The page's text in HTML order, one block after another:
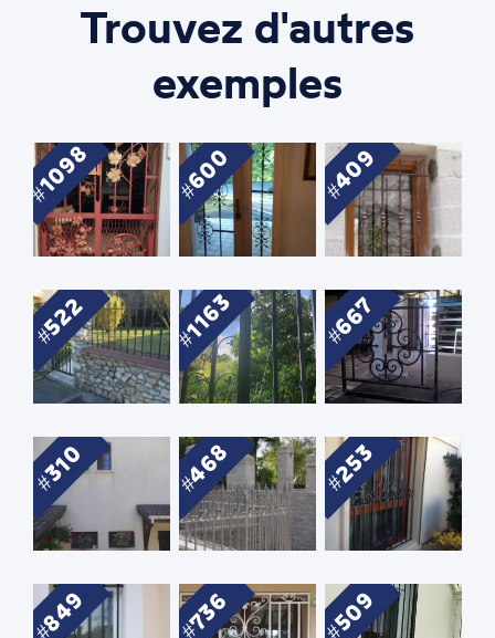
Trouvez d'autres
exemples
1098 600 409
522 1163 667
310 468 253
849 736 509